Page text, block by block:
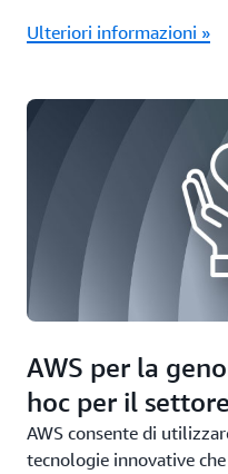
Ulteriori informazioni »
AWS per la
hoc per il settore
AWS consente di
tecnologie innovative